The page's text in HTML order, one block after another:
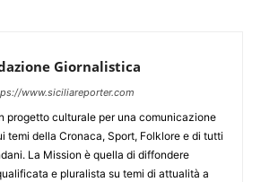
Giornalistica
www.siciliareporter.com
progetto culturale per una comunicazione
temi della Cronaca, Sport, Folklore e di tutti
La Mission è quella di diffondere
e pluralista su temi di attualità a